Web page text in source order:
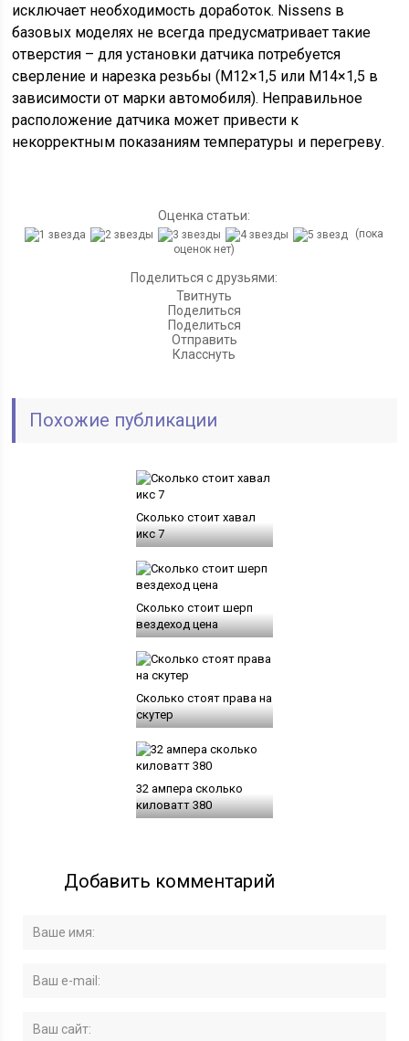
исключает необходимость доработок. Nissens в
базовых моделях не всегда предусматривает такие
отверстия – для установки датчика потребуется
сверление и нарезка резьбы (M12×1,5 или M14×1,5 в
зависимости от марки автомобиля). Неправильное
расположение датчика может привести к
некорректным показаниям температуры и перегреву.
Оценка статьи:
(пока
оценок нет)
Поделиться с друзьями:
Твитнуть
Поделиться
Поделиться
Отправить
Класснуть
Похожие публикации
Сколько стоит хавал
икс 7
Сколько стоит шерп
вездеход цена
Сколько стоят права на
скутер
32 ампера сколько
киловатт 380
Добавить комментарий